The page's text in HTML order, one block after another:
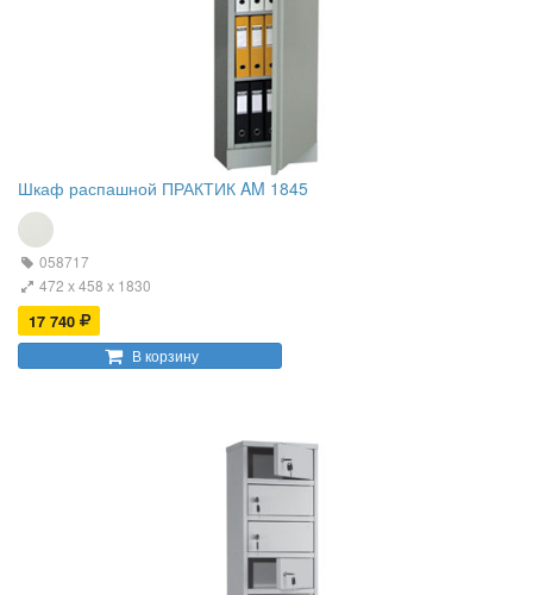
Шкаф распашной ПРАКТИК AM 1845
058717
472 х 458 х 1830
17 740
В корзину